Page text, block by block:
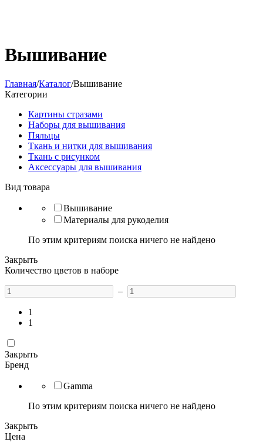
Вышивание
Главная/Каталог/Вышивание
Категории
Картины стразами
Наборы для вышивания
Пяльцы
Ткань и нитки для вышивания
Ткань с рисунком
Аксессуары для вышивания
Вид товара
Вышивание
Материалы для рукоделия
По этим критериям поиска ничего не найдено
Закрыть
Количество цветов в наборе
–
1
1
Закрыть
Бренд
Gamma
По этим критериям поиска ничего не найдено
Закрыть
Цена